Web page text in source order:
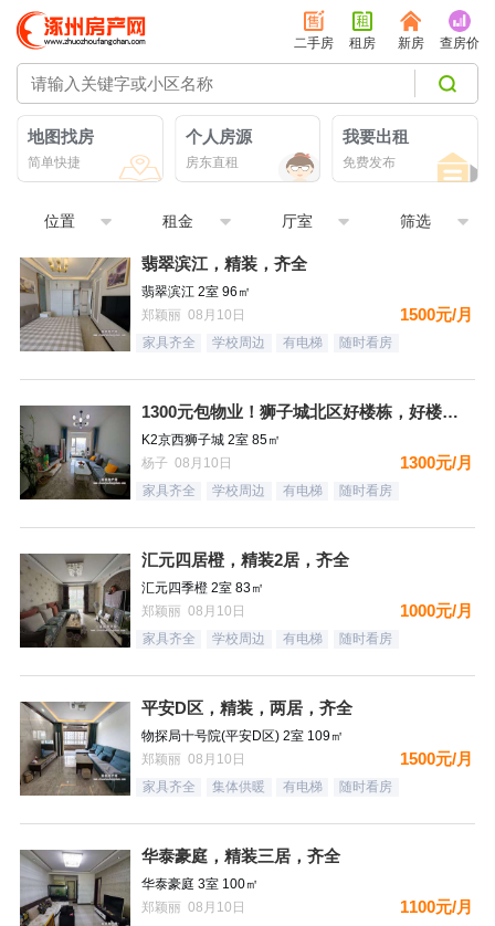
二手房 租房 新房 查房价
地图找房
简单快捷
个人房源
房东直租
我要出租
免费发布
位置 租金 厅室 筛选
翡翠滨江，精装，齐全
翡翠滨江 2室 96㎡
郑颖丽 08月10日
1500元/月
家具齐全 学校周边 有电梯 随时看房
1300元包物业！狮子城北区好楼栋，好楼层，精装自住标准，很
K2京西狮子城 2室 85㎡
杨子 08月10日
1300元/月
家具齐全 学校周边 有电梯 随时看房
汇元四居橙，精装2居，齐全
汇元四季橙 2室 83㎡
郑颖丽 08月10日
1000元/月
家具齐全 学校周边 有电梯 随时看房
平安D区，精装，两居，齐全
物探局十号院(平安D区) 2室 109㎡
郑颖丽 08月10日
1500元/月
家具齐全 集体供暖 有电梯 随时看房
华泰豪庭，精装三居，齐全
华泰豪庭 3室 100㎡
郑颖丽 08月10日
1100元/月